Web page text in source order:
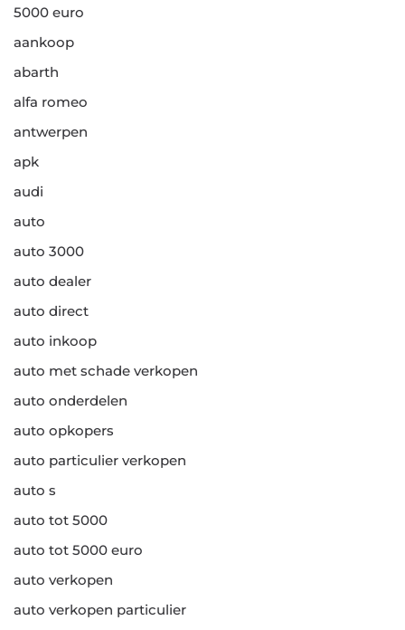
5000 euro
aankoop
abarth
alfa romeo
antwerpen
apk
audi
auto
auto 3000
auto dealer
auto direct
auto inkoop
auto met schade verkopen
auto onderdelen
auto opkopers
auto particulier verkopen
auto s
auto tot 5000
auto tot 5000 euro
auto verkopen
auto verkopen particulier